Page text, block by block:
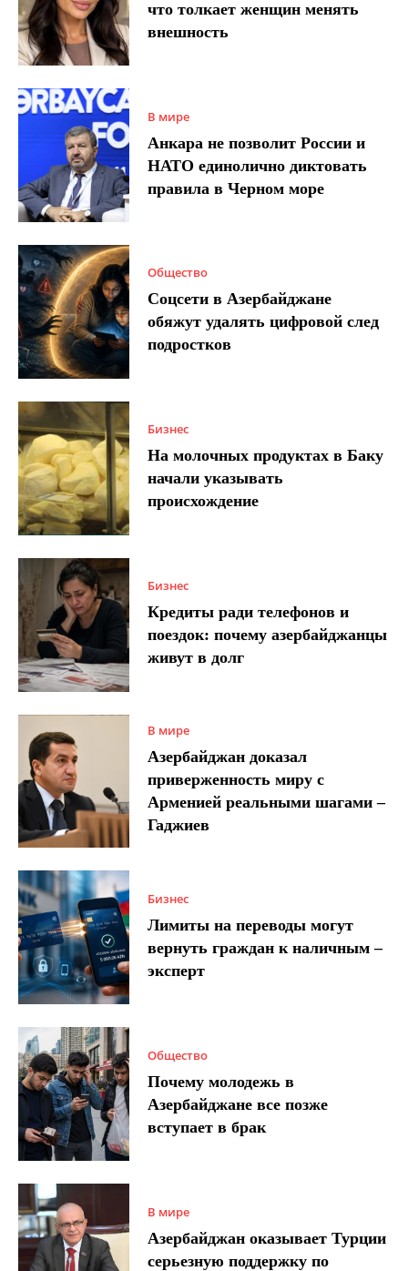
что толкает женщин менять
внешность
В мире
Анкара не позволит России и
НАТО единолично диктовать
правила в Черном море
Общество
Соцсети в Азербайджане
обяжут удалять цифровой след
подростков
Бизнес
На молочных продуктах в Баку
начали указывать
происхождение
Бизнес
Кредиты ради телефонов и
поездок: почему азербайджанцы
живут в долг
В мире
Азербайджан доказал
приверженность миру с
Арменией реальными шагами –
Гаджиев
Бизнес
Лимиты на переводы могут
вернуть граждан к наличным –
эксперт
Общество
Почему молодежь в
Азербайджане все позже
вступает в брак
В мире
Азербайджан оказывает Турции
серьезную поддержку по